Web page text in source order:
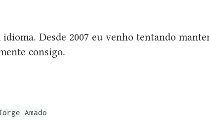
Desde 2007 eu venho tentando
consigo.
Amado